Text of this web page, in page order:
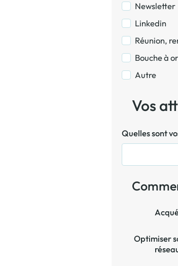
Newsletter
Linkedin
Réunion,
Bouche à
Autre
Vos
Quelles sont
Acquérir les fondamentaux de
Optimiser son profil, développer son